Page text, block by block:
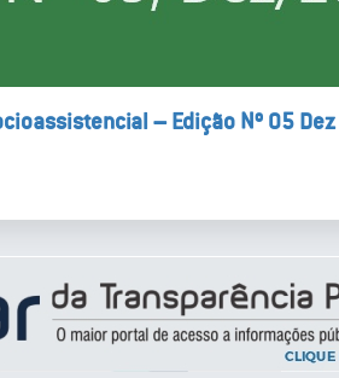
– Edição Nº 05